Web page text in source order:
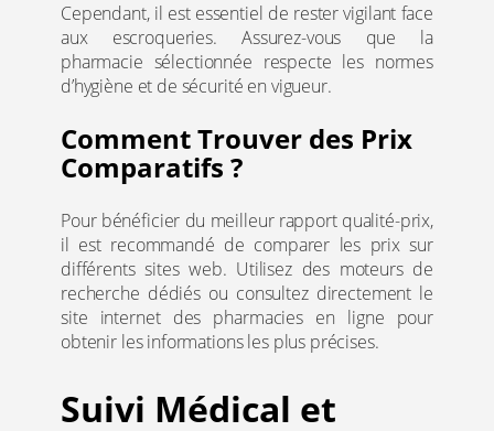
Cependant, il est essentiel de rester vigilant face
aux escroqueries. Assurez-vous que la
pharmacie sélectionnée respecte les normes
d’hygiène et de sécurité en vigueur.
Comment Trouver des Prix
Comparatifs ?
Pour bénéficier du meilleur rapport qualité-prix,
il est recommandé de comparer les prix sur
différents sites web. Utilisez des moteurs de
recherche dédiés ou consultez directement le
site internet des pharmacies en ligne pour
obtenir les informations les plus précises.
Suivi Médical et